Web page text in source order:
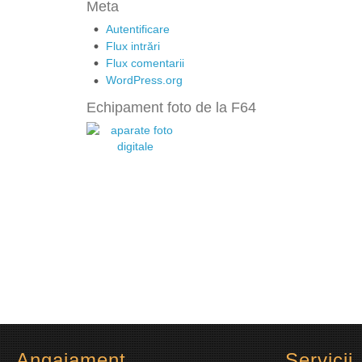
Meta
Autentificare
Flux intrări
Flux comentarii
WordPress.org
Echipament foto de la F64